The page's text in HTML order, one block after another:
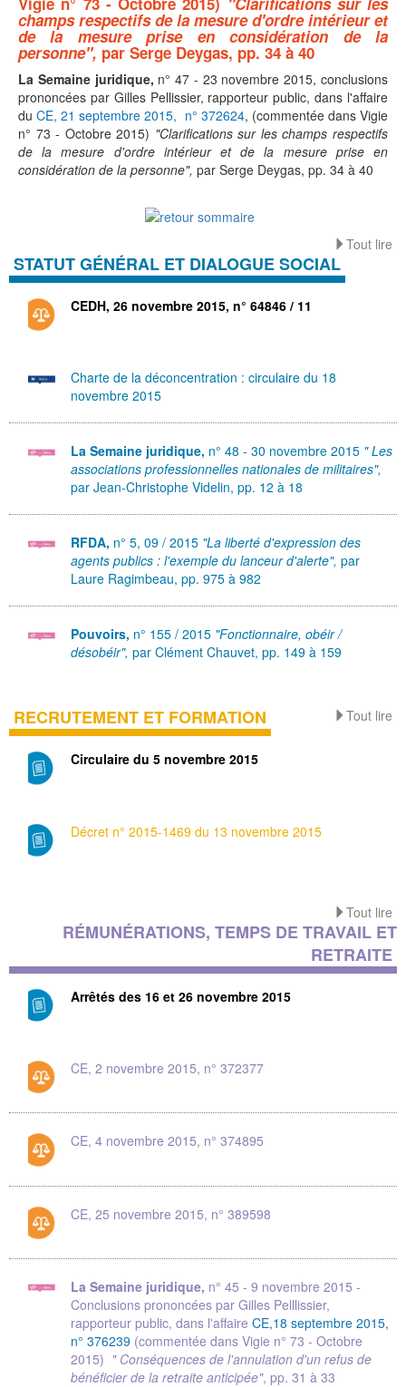
champs respectifs de la mesure d'ordre intérieur et
de la mesure prise en considération de la
personne", par Serge Deygas, pp. 34 à 40
La Semaine juridique, n° 47 - 23 novembre 2015, conclusions
prononcées par Gilles Pellissier, rapporteur public, dans l'affaire
duCE, 21 septembre 2015, n° 372624, (commentée dans Vigie
n° 73 - Octobre 2015) "Clarifications sur les champs respectifs
de la mesure d'ordre intérieur et de la mesure prise en
considération de la personne", par Serge Deygas, pp. 34 à 40
Tout lire
STATUT GÉNÉRAL ET DIALOGUE SOCIAL
CEDH, 26 novembre 2015, n° 64846 / 11
Charte de la déconcentration : circulaire du 18
novembre 2015
La Semaine juridique, n° 48 - 30 novembre 2015 " Les
associations professionnelles nationales de militaires",
par Jean-Christophe Videlin, pp. 12 à 18
RFDA, n° 5, 09 / 2015 "La liberté d'expression des
agents publics : l'exemple du lanceur d'alerte", par
Laure Ragimbeau, pp. 975 à 982
Pouvoirs, n° 155 / 2015 "Fonctionnaire, obéir /
désobéir", par Clément Chauvet, pp. 149 à 159
Tout lire
RECRUTEMENT ET FORMATION
Circulaire du 5 novembre 2015
Décret n° 2015-1469 du 13 novembre 2015
Tout lire
RÉMUNÉRATIONS, TEMPS DE TRAVAIL ET
RETRAITE
Arrêtés des 16 et 26 novembre 2015
CE, 2 novembre 2015, n° 372377
CE, 4 novembre 2015, n° 374895
CE, 25 novembre 2015, n° 389598
La Semaine juridique, n° 45 - 9 novembre 2015 -
Conclusions prononcées par Gilles Pelllissier,
rapporteur public, dans l'affaire CE,18 septembre 2015,
n° 376239 (commentée dans Vigie n° 73 - Octobre
2015) " Conséquences de l'annulation d'un refus de
bénéficier de la retraite anticipée", pp. 31 à 33